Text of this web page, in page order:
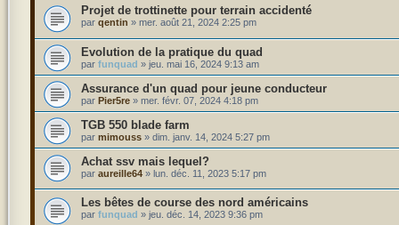
Projet de trottinette pour terrain accidenté
par qentin » mer. août 21, 2024 2:25 pm
Evolution de la pratique du quad
par funquad » jeu. mai 16, 2024 9:13 am
Assurance d'un quad pour jeune conducteur
par Pier5re» mer. févr. 07, 2024 4:18 pm
TGB 550 blade farm
par mimouss» dim. janv. 14, 2024 5:27 pm
Achat ssv mais lequel?
par aureille64» lun. déc. 11, 2023 5:17 pm
Les bêtes de course des nord américains
par funquad » jeu. déc. 14, 2023 9:36 pm